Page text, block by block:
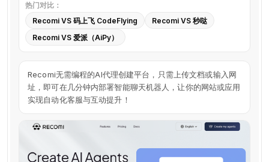
具
热门对比：
Recomi VS 码上飞 CodeFlying
Recomi VS 秒哒
Recomi VS 爱派（AiPy）
Recomi无需编程的AI代理创建平台，只需上传文档或输入网
址，即可在几分钟内部署智能聊天机器人，让你的网站或应用
实现自动化客服与互动提升！